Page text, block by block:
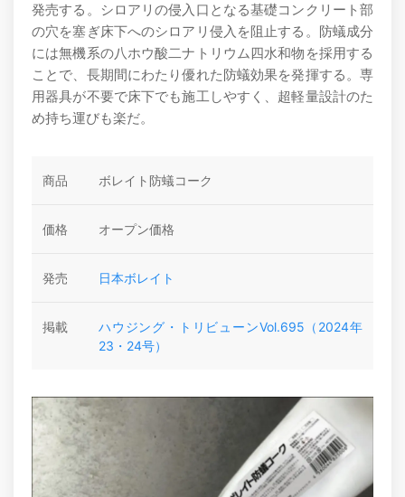
発売する。シロアリの侵入口となる基礎コンクリート部
の穴を塞ぎ床下へのシロアリ侵入を阻止する。防蟻成分
には無機系の八ホウ酸二ナトリウム四水和物を採用する
ことで、長期間にわたり優れた防蟻効果を発揮する。専
用器具が不要で床下でも施工しやすく、超軽量設計のた
め持ち運びも楽だ。
商品 ボレイト防蟻コーク
価格 オープン価格
発売 日本ボレイト
掲載
ハウジング・トリビューンVol.695（2024年
23・24号）